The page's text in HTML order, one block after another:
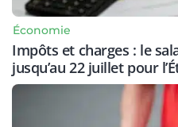
Économie
Impôts et charges : le
jusqu’au 22 juillet pour